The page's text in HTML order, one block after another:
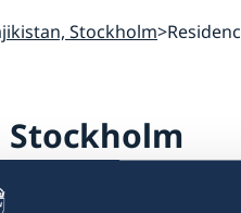
Stockholm